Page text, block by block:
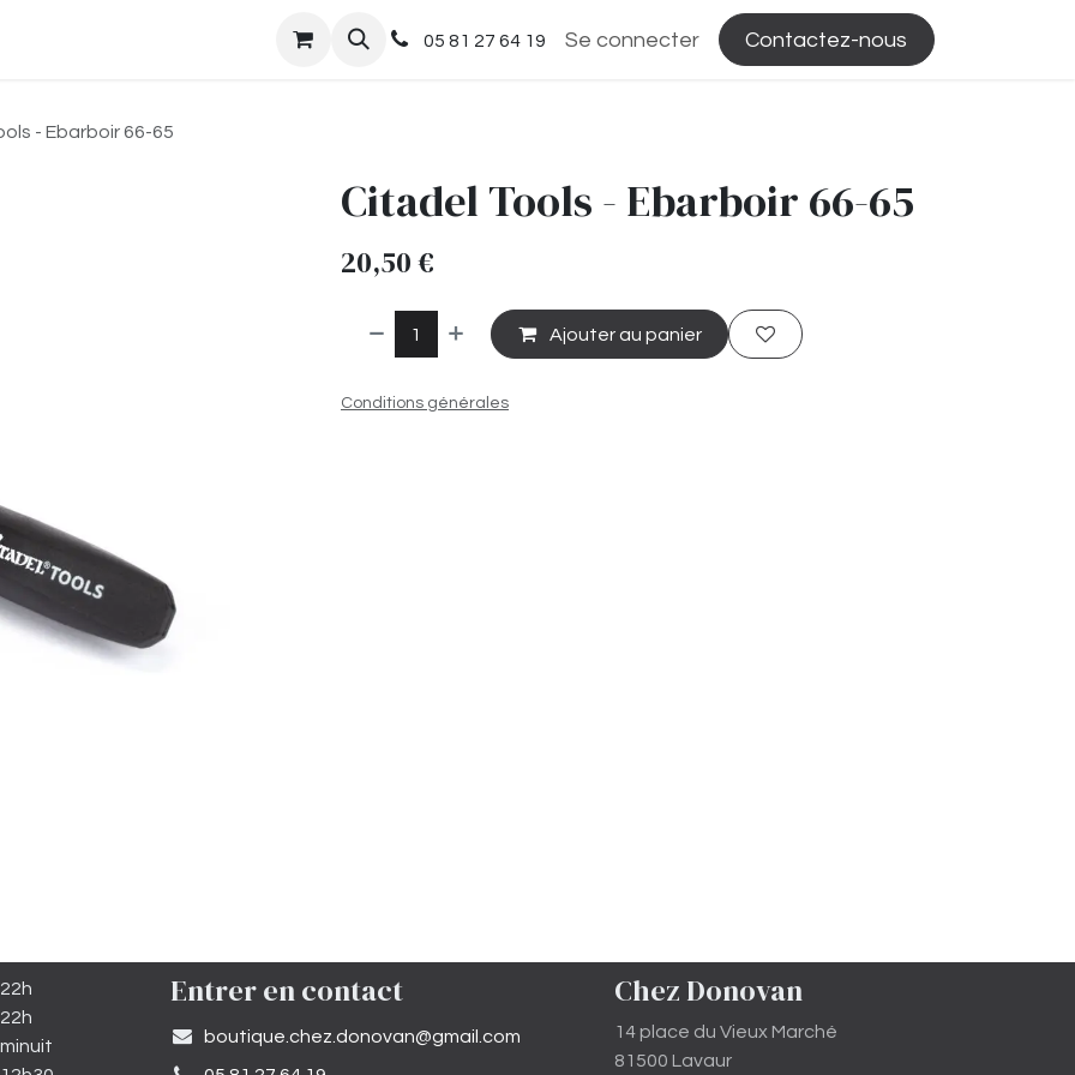
05 81 27 64 19 Se connecter Contactez-nous
- Ebarboir 66-65
Citadel Tools - Ebarboir 66-65
20,50€
Ajouter au panier
Conditions générales
Entrer en contact
​boutique.chez.donovan@gmail.com​
Chez Donovan
14 place du Vieux Marché
81500 Lavaur